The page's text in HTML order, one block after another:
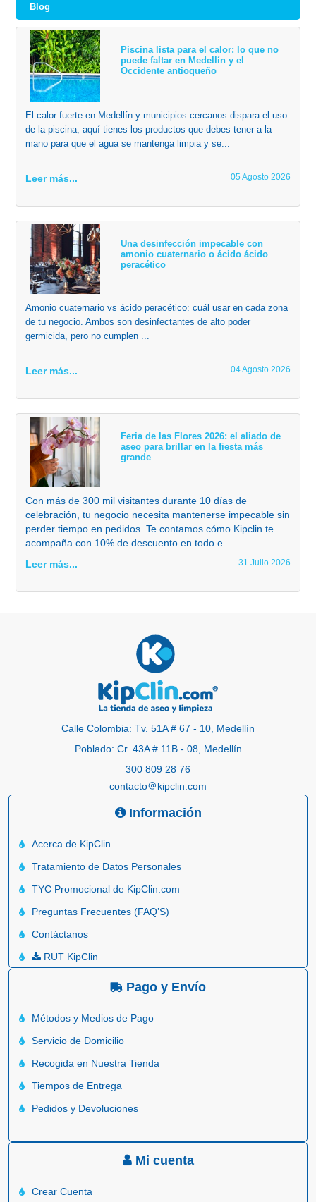
Blog
Piscina lista para el calor: lo que no
puede faltar en Medellín y el
Occidente antioqueño
El calor fuerte en Medellín y municipios cercanos dispara el uso
de la piscina; aquí tienes los productos que debes tener a la
mano para que el agua se mantenga limpia y se...
Leer más... 05 Agosto 2026
Una desinfección impecable con
amonio cuaternario o ácido ácido
peracético
Amonio cuaternario vs ácido peracético: cuál usar en cada zona
de tu negocio. Ambos son desinfectantes de alto poder
germicida, pero no cumplen ...
Leer más... 04 Agosto 2026
Feria de las Flores 2026: el aliado de
aseo para brillar en la fiesta más
grande
Con más de 300 mil visitantes durante 10 días de
celebración, tu negocio necesita mantenerse impecable sin
perder tiempo en pedidos. Te contamos cómo Kipclin te
acompaña con 10% de descuento en todo e...
Leer más...
31 Julio 2026
Calle Colombia: Tv. 51A # 67 - 10, Medellín
Poblado: Cr. 43A # 11B - 08, Medellín
300 809 28 76
contacto
kipclin.com
Información
Acerca de KipClin
Tratamiento de Datos Personales
TYC Promocional de KipClin.com
Preguntas Frecuentes (FAQ’S)
Contáctanos
RUT KipClin
Pago y Envío
Métodos y Medios de Pago
Servicio de Domicilio
Recogida en Nuestra Tienda
Tiempos de Entrega
Pedidos y Devoluciones
Mi cuenta
Crear Cuenta